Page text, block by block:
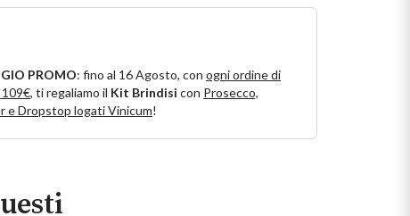
PROMO: fino al 16 Agosto, con ogni ordine di
109€, ti regaliamo il Kit Brindisi con Prosecco,
e Dropstop logati Vinicum!